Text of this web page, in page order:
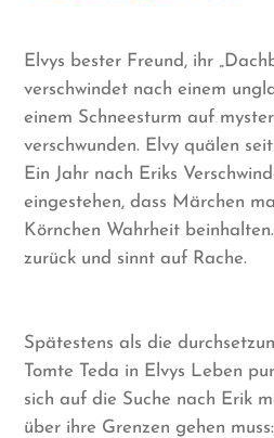
Elvys bester Freund, ihr
verschwindet nach einem
einem Schneesturm auf
verschwunden. Elvy quälen
Ein Jahr nach Eriks
eingestehen, dass Märchen
Körnchen Wahrheit
zurück und sinnt auf Rache.
Spätestens als die
Tomte Teda in Elvys Leben
sich auf die Suche nach Erik
über ihre Grenzen gehen